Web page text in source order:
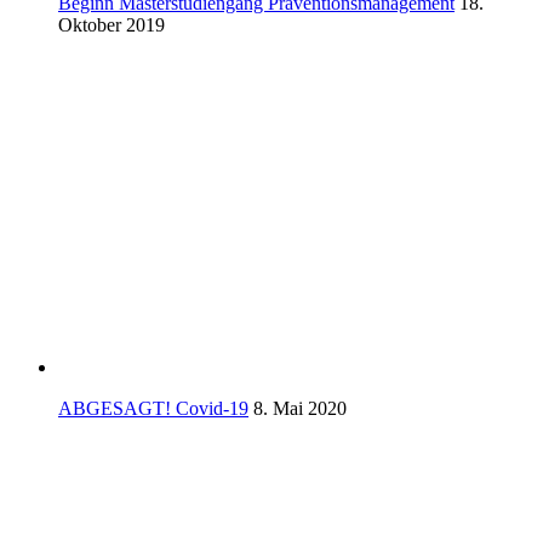
Oktober 2019
ABGESAGT! Covid-19 8. Mai 2020